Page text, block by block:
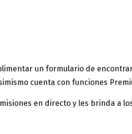
un formulario de
cuenta con funciones
en directo y les brinda a